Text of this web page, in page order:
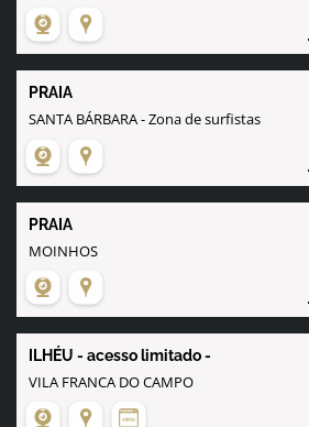
PRAIA
SANTA BÁRBARA - Zona de surfistas
PRAIA
MOINHOS
ILHÉU - acesso limitado -
VILA FRANCA DO CAMPO